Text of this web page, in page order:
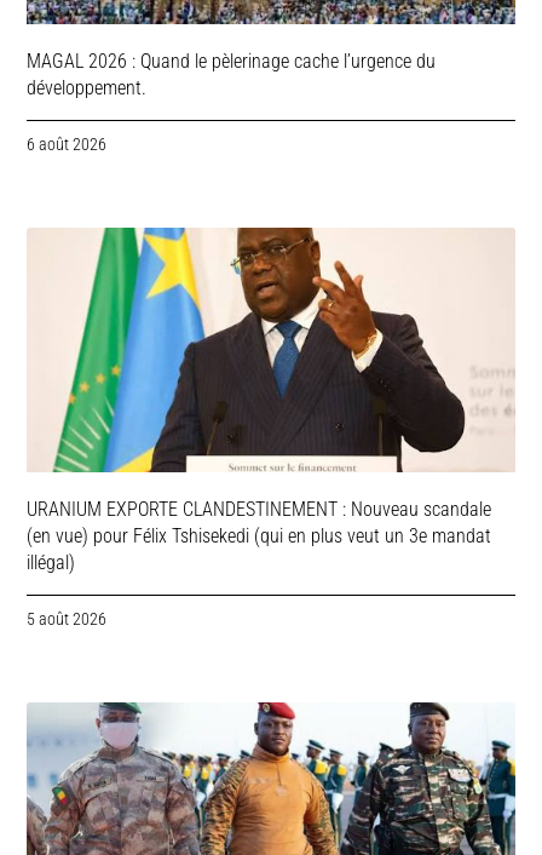
MAGAL 2026 : Quand le pèlerinage cache l’urgence du
développement.
6 août 2026
URANIUM EXPORTE CLANDESTINEMENT : Nouveau scandale
(en vue) pour Félix Tshisekedi (qui en plus veut un 3e mandat
illégal)
5 août 2026